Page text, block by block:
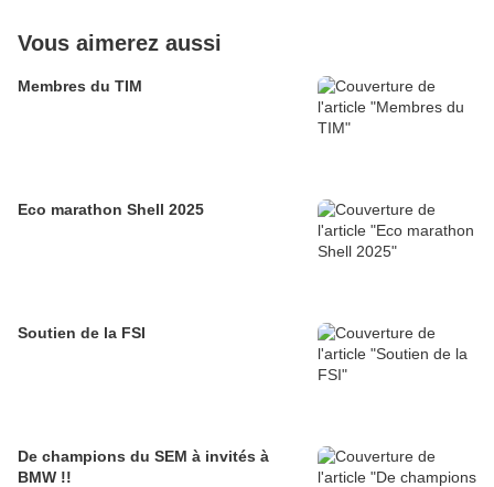
Vous aimerez aussi
Membres du TIM
Eco marathon Shell 2025
Soutien de la FSI
De champions du SEM à invités à
BMW !!